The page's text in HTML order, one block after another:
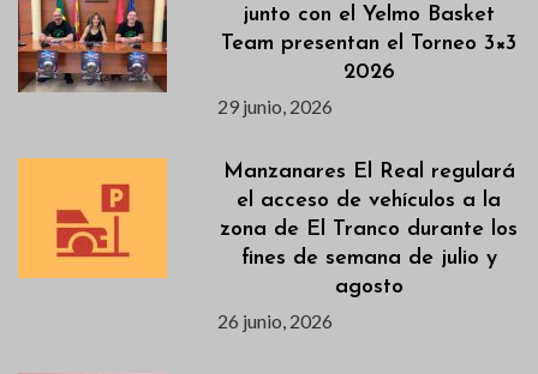
junto con el Yelmo Basket
Team presentan el Torneo 3×3
2026
29 junio, 2026
Manzanares El Real regulará
el acceso de vehículos a la
zona de El Tranco durante los
fines de semana de julio y
agosto
26 junio, 2026